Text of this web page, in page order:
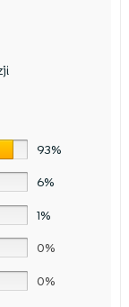
93%
6%
1%
0%
0%